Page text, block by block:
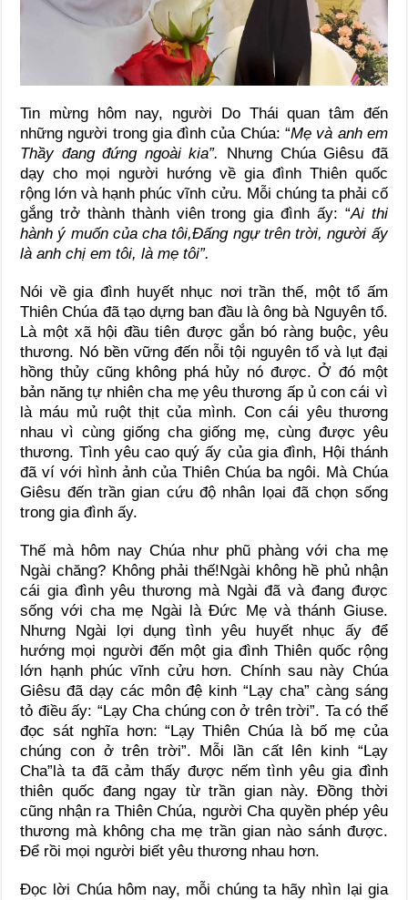
Tin mừng hôm nay, người Do Thái quan tâm đến
những người trong gia đình của Chúa: “Mẹ và anh em
Thầy đang đứng ngoài kia”. Nhưng Chúa Giêsu đã
dạy cho mọi người hướng về gia đình Thiên quốc
rộng lớn và hạnh phúc vĩnh cửu. Mỗi chúng ta phải cố
gắng trở thành thành viên trong gia đình ấy: “Ai thi
hành ý muốn của cha tôi,Đấng ngự trên trời, người ấy
là anh chị em tôi, là mẹ tôi”.
Nói về gia đình huyết nhục nơi trần thế, một tổ ấm
Thiên Chúa đã tạo dựng ban đầu là ông bà Nguyên tổ.
Là một xã hội đầu tiên được gắn bó ràng buộc, yêu
thương. Nó bền vững đến nỗi tội nguyên tổ và lụt đại
hồng thủy cũng không phá hủy nó được. Ở đó một
bản năng tự nhiên cha mẹ yêu thương ấp ủ con cái vì
là máu mủ ruột thịt của mình. Con cái yêu thương
nhau vì cùng giống cha giống mẹ, cùng được yêu
thương. Tình yêu cao quý ấy của gia đình, Hội thánh
đã ví với hình ảnh của Thiên Chúa ba ngôi. Mà Chúa
Giêsu đến trần gian cứu độ nhân lọai đã chọn sống
trong gia đình ấy.
Thế mà hôm nay Chúa như phũ phàng với cha mẹ
Ngài chăng? Không phải thế!Ngài không hề phủ nhận
cái gia đình yêu thương mà Ngài đã và đang được
sống với cha mẹ Ngài là Đức Mẹ và thánh Giuse.
Nhưng Ngài lợi dụng tình yêu huyết nhục ấy để
hướng mọi người đến một gia đình Thiên quốc rộng
lớn hạnh phúc vĩnh cửu hơn. Chính sau này Chúa
Giêsu đã dạy các môn đệ kinh “Lạy cha” càng sáng
tỏ điều ấy: “Lạy Cha chúng con ở trên trời”. Ta có thể
đọc sát nghĩa hơn: “Lạy Thiên Chúa là bố mẹ của
chúng con ở trên trời”. Mỗi lần cất lên kinh “Lạy
Cha”là ta đã cảm thấy được nếm tình yêu gia đình
thiên quốc đang ngay từ trần gian này. Đồng thời
cũng nhận ra Thiên Chúa, người Cha quyền phép yêu
thương mà không cha mẹ trần gian nào sánh được.
Để rồi mọi người biết yêu thương nhau hơn.
Đọc lời Chúa hôm nay, mỗi chúng ta hãy nhìn lại gia